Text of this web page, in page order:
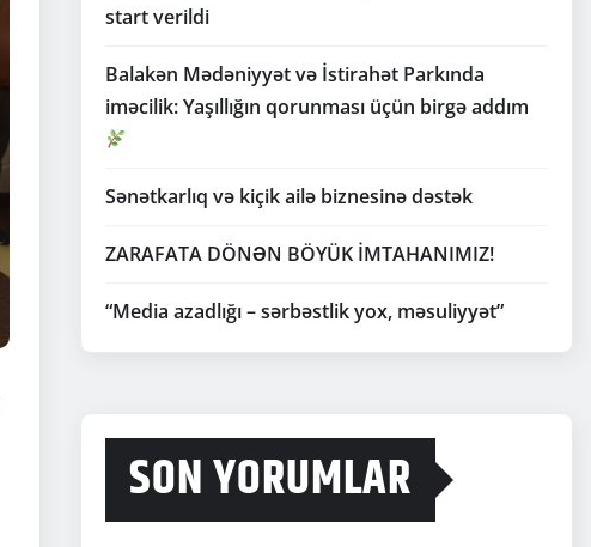
start verildi
Balakən Mədəniyyət və İstirahət Parkında
iməcilik: Yaşıllığın qorunması üçün birgə addım
Sənətkarlıq və kiçik ailə biznesinə dəstək
ZARAFATA DÖNƏN BÖYÜK İMTAHANIMIZ!
“Media azadlığı – sərbəstlik yox, məsuliyyət”
SON YORUMLAR